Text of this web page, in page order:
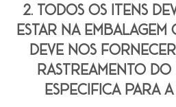
2. todos os itens
estar na
deve nos
rastreamento do
específica para